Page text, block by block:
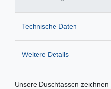
Technische Daten
Weitere Details
Unsere Duschtassen